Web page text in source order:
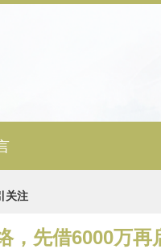
关注
，先借6000万再